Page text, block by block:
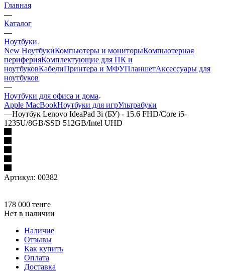
Главная
—
Каталог
—
Ноутбуки
New НоутбукиКомпьютеры и мониторыКомпьютерная
периферияКомплектующие для ПК и
ноутбуковКабелиПринтера и МФУПланшетАксессуары для
ноутбуков
—
Ноутбуки для офиса и дома
Apple MacBookНоутбуки для игрУльтрабуки
—Ноутбук Lenovo IdeaPad 3i (БУ) - 15.6 FHD/Core i5-
1235U/8GB/SSD 512GB/Intel UHD
Артикул: 00382
178 000 тенге
Нет в наличии
Наличие
Отзывы
Как купить
Оплата
Доставка